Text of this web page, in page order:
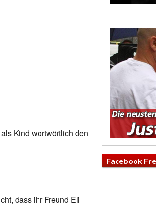
Kind wortwörtlich den
dass ihr Freund Eli
Facebook